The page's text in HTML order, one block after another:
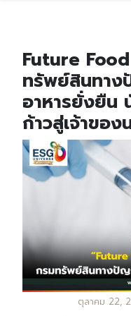
Future
ทรัพย์สินทาง
อาหารยั่งยืน
ก้าวสู่เจ้าขอ
ตุลาคม 22,